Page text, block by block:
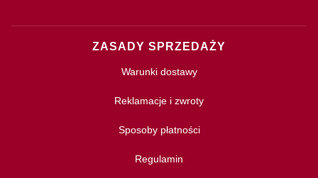
ZASADY SPRZEDAŻY
Warunki dostawy
Reklamacje i zwroty
Sposoby płatności
Regulamin